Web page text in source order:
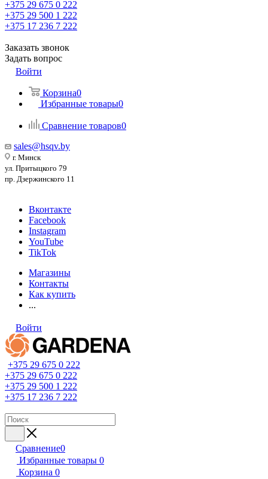
+375 29 675 0 222
+375 29 500 1 222
+375 17 236 7 222
Заказать звонок
Задать вопрос
Войти
Корзина0
Избранные товары0
Сравнение товаров0
sales@hsqv.by
г. Минск
ул. Притыцкого 79
пр. Дзержинского 11
Вконтакте
Facebook
Instagram
YouTube
TikTok
Магазины
Контакты
Как купить
...
Войти
+375 29 675 0 222
+375 29 675 0 222
+375 29 500 1 222
+375 17 236 7 222
Сравнение0
Избранные товары 0
Корзина 0